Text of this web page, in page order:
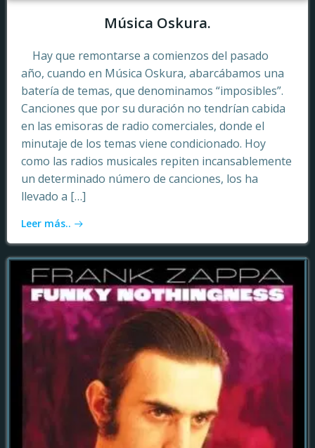
Música Oskura.
Hay que remontarse a comienzos del pasado
año, cuando en Música Oskura, abarcábamos una
batería de temas, que denominamos “imposibles”.
Canciones que por su duración no tendrían cabida
en las emisoras de radio comerciales, donde el
minutaje de los temas viene condicionado. Hoy
como las radios musicales repiten incansablemente
un determinado número de canciones, los ha
llevado a […]
Leer más..